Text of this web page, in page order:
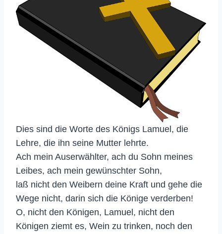
Dies sind die Worte des Königs Lamuel, die
Lehre, die ihn seine Mutter lehrte.
Ach mein Auserwählter, ach du Sohn meines
Leibes, ach mein gewünschter Sohn,
laß nicht den Weibern deine Kraft und gehe die
Wege nicht, darin sich die Könige verderben!
O, nicht den Königen, Lamuel, nicht den
Königen ziemt es, Wein zu trinken, noch den